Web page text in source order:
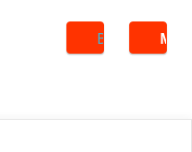
Buscar